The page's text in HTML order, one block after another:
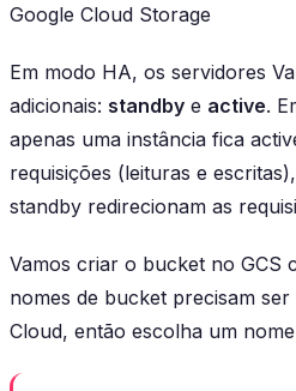
Google Cloud Storage
Em modo HA, os servidores
adicionais: standby e active.
apenas uma instância fica
requisições (leituras e
standby redirecionam as
Vamos criar o bucket no GCS
nomes de bucket precisam
Cloud, então escolha um